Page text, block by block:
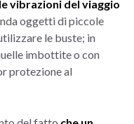
vibrazioni del viaggio
oggetti di piccole
le buste; in
imbottite o con
protezione al